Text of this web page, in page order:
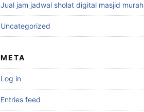
Jual jam jadwal sholat digital masjid murah
Uncategorized
META
Log in
Entries feed